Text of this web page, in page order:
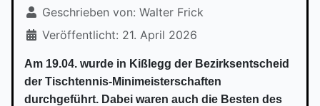
Geschrieben von: Walter Frick
Veröffentlicht: 21. April 2026
Am 19.04. wurde in Kißlegg der Bezirksentscheid
der Tischtennis-Minimeisterschaften
durchgeführt. Dabei waren auch die Besten des